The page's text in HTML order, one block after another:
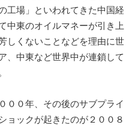
工場」といわれてきた中国経
中東のオイルマネーが引き上
しくないことなどを理由に世
、中東など世界中が連鎖して
００年、その後のサブプライ
ョックが起きたのが２００８